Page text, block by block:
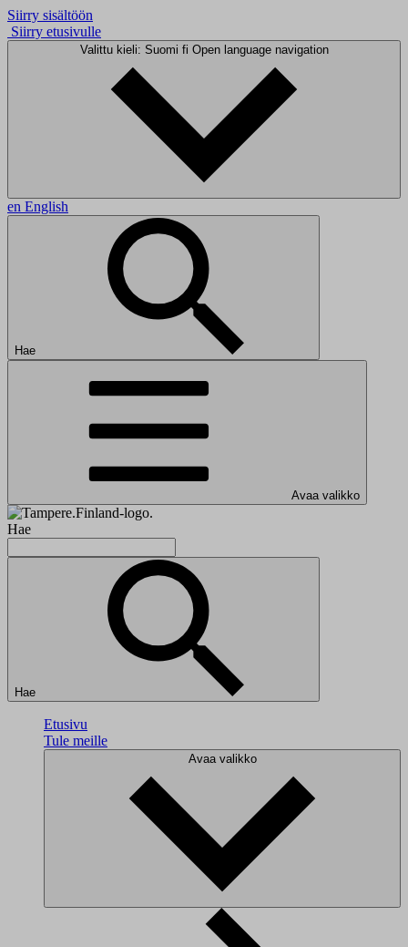
Siirry sisältöön
Siirry etusivulle
Valittu kieli: Suomi fi Open language navigation
en English
Hae
Avaa valikko
Hae
Hae
Etusivu
Tule meille
Avaa valikko